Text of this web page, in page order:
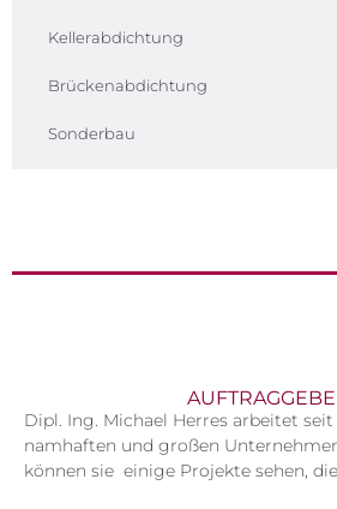
Kellerabdichtung
Brückenabdichtung
Sonderbau
Dipl. Ing. Michael Herres arbeitet
namhaften und großen
können sie einige Projekte sehen,